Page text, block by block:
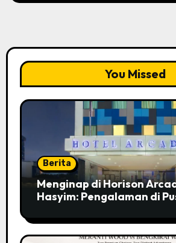
You Missed
Berita
Menginap di Horison
Hasyim: Pengalaman di